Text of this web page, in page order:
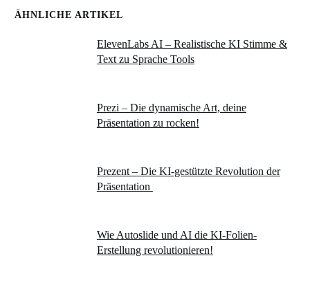
ÄHNLICHE ARTIKEL
ElevenLabs AI – Realistische KI Stimme &
Text zu Sprache Tools
Prezi – Die dynamische Art, deine
Präsentation zu rocken!
Prezent – Die KI-gestützte Revolution der
Präsentation
Wie Autoslide und AI die KI-Folien-
Erstellung revolutionieren!